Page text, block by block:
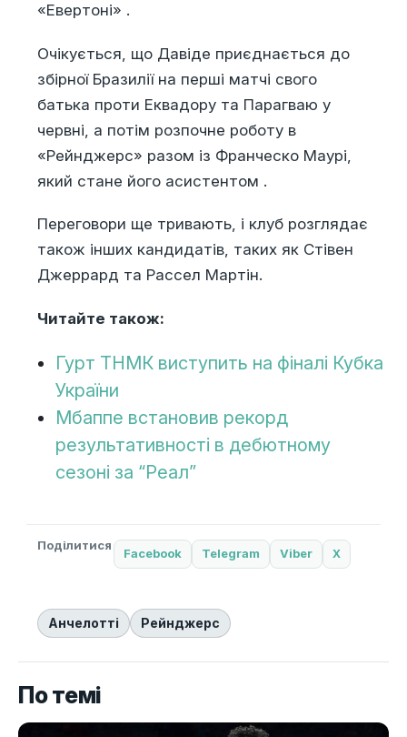
«Евертоні» .
Очікується, що Давіде приєднається до
збірної Бразилії на перші матчі свого
батька проти Еквадору та Парагваю у
червні, а потім розпочне роботу в
«Рейнджерс» разом із Франческо Маурі,
який стане його асистентом .
Переговори ще тривають, і клуб розглядає
також інших кандидатів, таких як Стівен
Джеррард та Рассел Мартін.
Читайте також:
Гурт ТНМК виступить на фіналі Кубка
України
Мбаппе встановив рекорд
результативності в дебютному
сезоні за “Реал”
Поділитися
Facebook Telegram Viber X
Анчелотті Рейнджерс
По темі